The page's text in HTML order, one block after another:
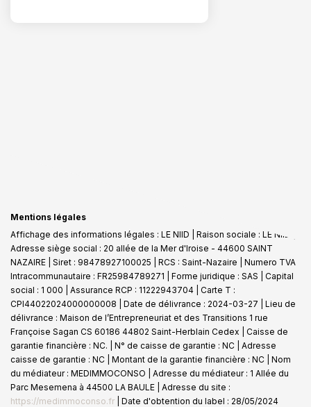
Mentions légales
Affichage des informations légales : LE NIID | Raison sociale : LE NIID |
Adresse siège social : 20 allée de la Mer d'Iroise - 44600 SAINT
NAZAIRE | Siret : 98478927100025 | RCS : Saint-Nazaire | Numero TVA
Intracommunautaire : FR25984789271 | Forme juridique : SAS | Capital
social : 1 000 | Assurance RCP : 11222943704 | Carte T :
CPI44022024000000008 | Date de délivrance : 2024-03-27 | Lieu de
délivrance : Maison de l’Entrepreneuriat et des Transitions 1 rue
Françoise Sagan CS 60186 44802 Saint-Herblain Cedex | Caisse de
garantie financière : NC. | N° de caisse de garantie : NC | Adresse
caisse de garantie : NC | Montant de la garantie financière : NC | Nom
du médiateur : MEDIMMOCONSO | Adresse du médiateur : 1 Allée du
Parc Mesemena à 44500 LA BAULE | Adresse du site :
https://medimmoconso.fr | Date d'obtention du label : 28/05/2024